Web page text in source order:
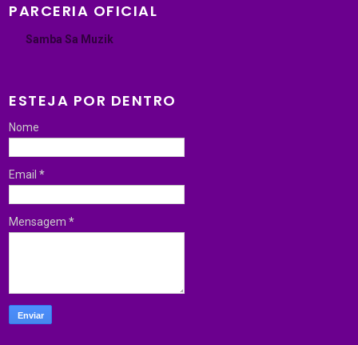
PARCERIA OFICIAL
Samba Sa Muzik
ESTEJA POR DENTRO
Nome
Email*
Mensagem*